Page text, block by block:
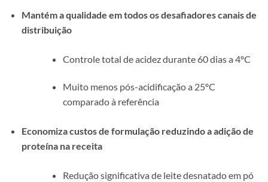
Mantém a qualidade em todos os desafiadores canais de
distribuição
Controle total de acidez durante 60 dias a 4ºC
Muito menos pós-acidificação a 25ºC
comparado à referência
Economiza custos de formulação reduzindo a adição de
proteína na receita
Redução significativa de leite desnatado em pó